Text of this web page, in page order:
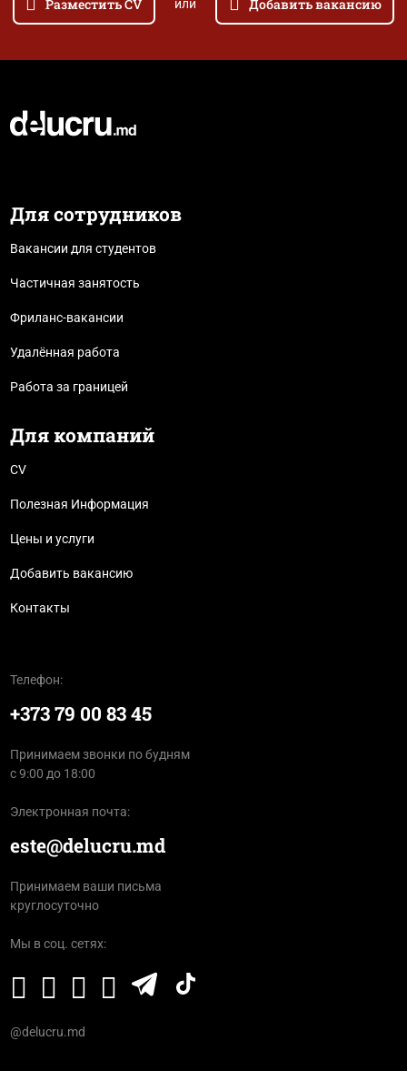
Разместить CV или Добавить вакансию
Для сотрудников
Вакансии для студентов
Частичная занятость
Фриланс-вакансии
Удалённая работа
Работа за границей
Для компаний
CV
Полезная Информация
Цены и услуги
Добавить вакансию
Контакты
Телефон:
+373 79 00 83 45
Принимаем звонки по будням
с 9:00 до 18:00
Электронная почта:
este@delucru.md
Принимаем ваши письма
круглосуточно
Мы в соц. сетях:
@delucru.md